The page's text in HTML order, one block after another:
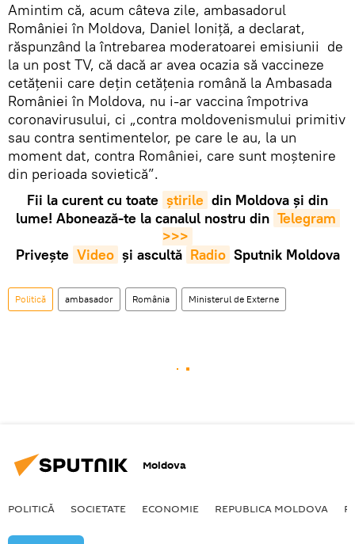
Amintim că, acum câteva zile, ambasadorul
României în Moldova, Daniel Ioniță, a declarat,
răspunzând la întrebarea moderatoarei emisiunii de
la un post TV, că dacă ar avea ocazia să vaccineze
cetățenii care dețin cetățenia română la Ambasada
României în Moldova, nu i-ar vaccina împotriva
coronavirusului, ci „contra moldovenismului primitiv
sau contra sentimentelor, pe care le au, la un
moment dat, contra României, care sunt moștenire
din perioada sovietică”.
Fii la curent cu toate știrile din Moldova și din
lume! Abonează-te la canalul nostru din Telegram
>>>
Privește Video și ascultă Radio Sputnik Moldova
Politică ambasador România Ministerul de Externe
Moldova
POLITICĂ SOCIETATE ECONOMIE REPUBLICA MOLDOVA